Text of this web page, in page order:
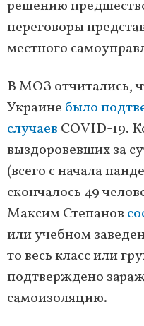
решению
переговоры
местного
В МОЗ отчитались,
Украине было
случаев COVID-19.
выздоровевших за
(всего с начала
скончалось 49
Максим Степанов
или учебном
то весь класс или
подтверждено
самоизоляцию.